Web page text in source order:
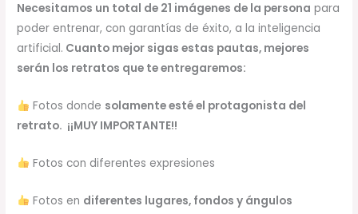
Necesitamos un total de 21 imágenes de la persona para
poder entrenar, con garantías de éxito, a la inteligencia
artificial. Cuanto mejor sigas estas pautas, mejores
serán los retratos que te entregaremos:
Fotos donde solamente esté el protagonista del
retrato. ¡¡MUY IMPORTANTE!!
Fotos con diferentes expresiones
Fotos en diferentes lugares, fondos y ángulos